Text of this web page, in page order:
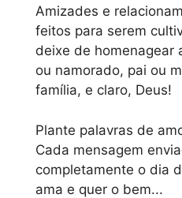
Amizades e
feitos para serem
deixe de homenagear
ou namorado, pai ou
família, e claro, Deus!
Plante palavras de
Cada mensagem
completamente o dia
ama e quer o bem...